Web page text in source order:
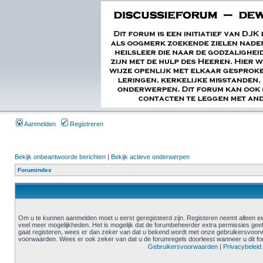
Aanmelden Registreren
Bekijk onbeantwoorde berichten | Bekijk actieve onderwerpen
Forumindex
Om u te kunnen aanmelden moet u eerst geregisteerd zijn. Registeren neemt alleen
veel meer mogelijkheden. Het is mogelijk dat de forumbeheerder extra permissies
gaat registeren, wees er dan zeker van dat u bekend wordt met onze
voorwaarden. Wees er ook zeker van dat u de forumregels doorleest wanneer u dit
Gebruikersvoorwaarden | Privacybeleid